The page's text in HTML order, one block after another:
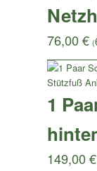
76,00€ (
1
149,00€